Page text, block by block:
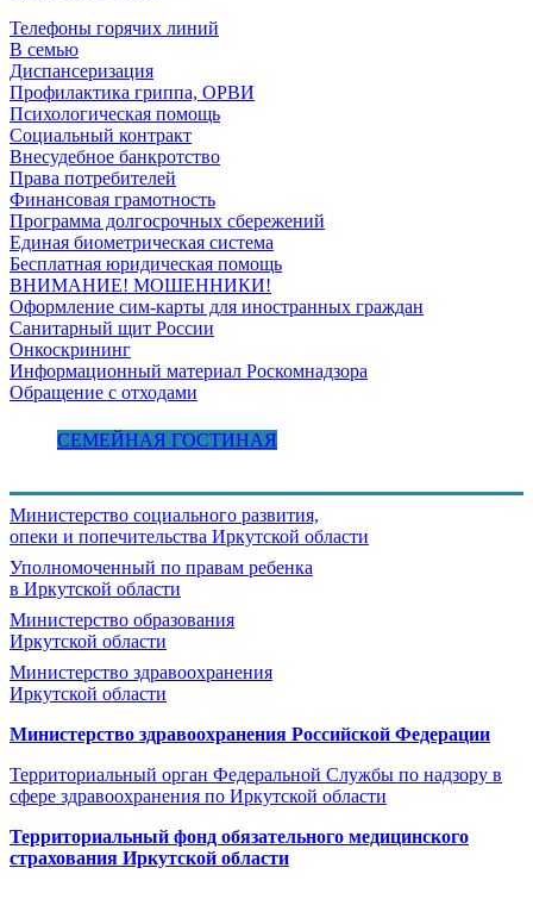
Телефоны горячих линий
В семью
Диспансеризация
Профилактика гриппа, ОРВИ
Психологическая помощь
Социальный контракт
Внесудебное банкротство
Права потребителей
Финансовая грамотность
Программа долгосрочных сбережений
Единая биометрическая система
Бесплатная юридическая помощь
ВНИМАНИЕ! МОШЕННИКИ!
Оформление сим-карты для иностранных граждан
Санитарный щит России
Онкоскрининг
Информационный материал Роскомнадзора
Обращение с отходами
СЕМЕЙНАЯ ГОСТИНАЯ
Министерство социального развития,
опеки и попечительства Иркутской области
Уполномоченный по правам ребенка
в Иркутской области
Министерство образования
Иркутской области
Министерство здравоохранения
Иркутской области
Министерство здравоохранения Росcийской Федерации
Территориальный орган Федеральной Службы по надзору в
сфере здравоохранения по Иркутской области
Территориальный фонд обязательного медицинского
страхования Иркутской области